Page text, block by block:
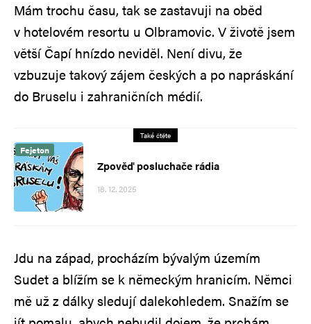
Mám trochu času, tak se zastavuji na oběd
v hotelovém resortu u Olbramovic. V životě jsem
větší Čapí hnízdo neviděl. Není divu, že
vzbuzuje takový zájem českých a po napráskání
do Bruselu i zahraničních médií.
Také čtěte
Fejeton
Zpověď posluchače rádia
18. 12. 2025
Jdu na západ, procházím bývalým územím
Sudet a blížím se k německým hranicím. Němci
mě už z dálky sledují dalekohledem. Snažím se